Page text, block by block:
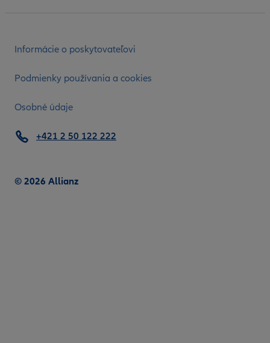
Informácie o poskytovateľovi
Podmienky používania a cookies
Osobné údaje
© 2026 Allianz
+421 2 50 122 222